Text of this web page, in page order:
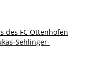
des FC Ottenhöfen
Sehlinger-